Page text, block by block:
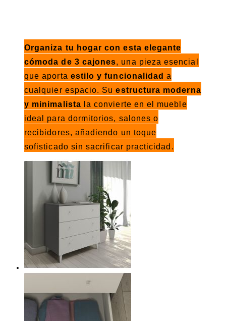
Organiza tu hogar con esta elegante
cómoda de 3 cajones, una pieza esencial
que aporta estilo y funcionalidad a
cualquier espacio. Suestructura moderna
y minimalista la convierte en el mueble
ideal para dormitorios, salones o
recibidores, añadiendo un toque
sofisticado sin sacrificar practicidad.